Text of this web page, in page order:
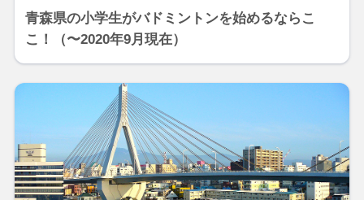
青森県の小学生がバドミントンを始めるならこ
こ！（〜2020年9月現在）